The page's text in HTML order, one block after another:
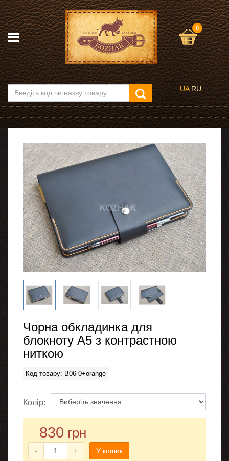
0
UA RU
Чорна обкладинка для
блокноту А5 з контрастною
ниткою
Код товару: B06-0+orange
Колір:
830 грн
- + У кошик